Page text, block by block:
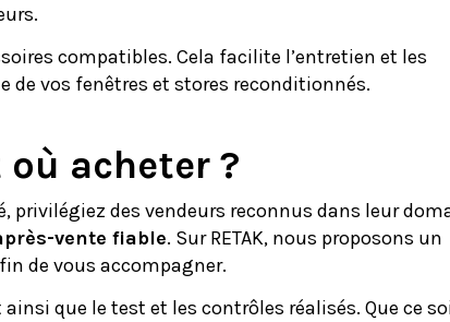
compatibles. Cela facilite l’entretien et les
de vos fenêtres et stores reconditionnés.
acheter ?
des vendeurs reconnus dans leur
vente fiable. Sur RETAK, nous proposons un
de vous accompagner.
que le test et les contrôles réalisés. Que ce